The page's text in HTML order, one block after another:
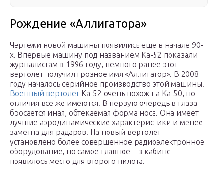
Рождение «Аллигатора»
Чертежи новой машины появились еще в начале 90-
х. Впервые машину под названием Ка-52 показали
журналистам в 1996 году, немного ранее этот
вертолет получил грозное имя «Аллигатор». В 2008
году началось серийное производство этой машины.
Военный вертолет Ка-52 очень похож на Ка-50, но
отличия все же имеются. В первую очередь в глаза
бросается иная, обтекаемая форма носа. Она имеет
лучшие аэродинамические характеристики и менее
заметна для радаров. На новый вертолет
установлено более совершенное радиоэлектронное
оборудование, но самое главное – в кабине
появилось место для второго пилота.